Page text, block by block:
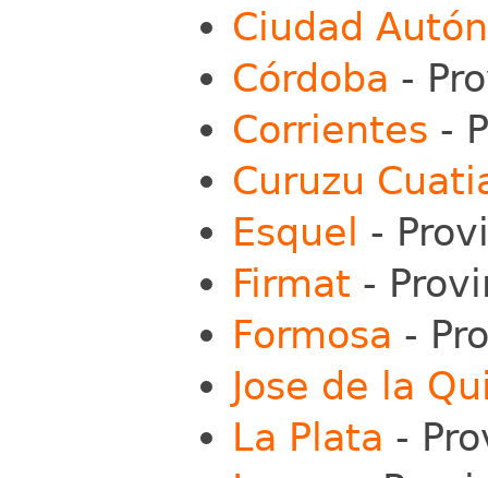
Ciudad
Córdoba -
Corrientes -
Curuzu
Esquel -
Firmat -
Formosa -
Jose de la
La Plata -